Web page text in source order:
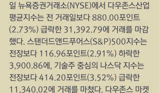
일 뉴욕증권거래소(NYSE)에서 다우존스산업
평균지수는 전 거래일보다 880.00포인트
(2.73%) 급락한 31,392.79에 거래를 마감
했다. 스탠더드앤드푸어스(S&P)500지수는
전장보다 116.96포인트(2.91%) 하락한
3,900.86에, 기술주 중심의 나스닥 지수는
전장보다 414.20포인트(3.52%) 급락한
11,340.02에 거래를 마쳤다. 다우존스 마켓